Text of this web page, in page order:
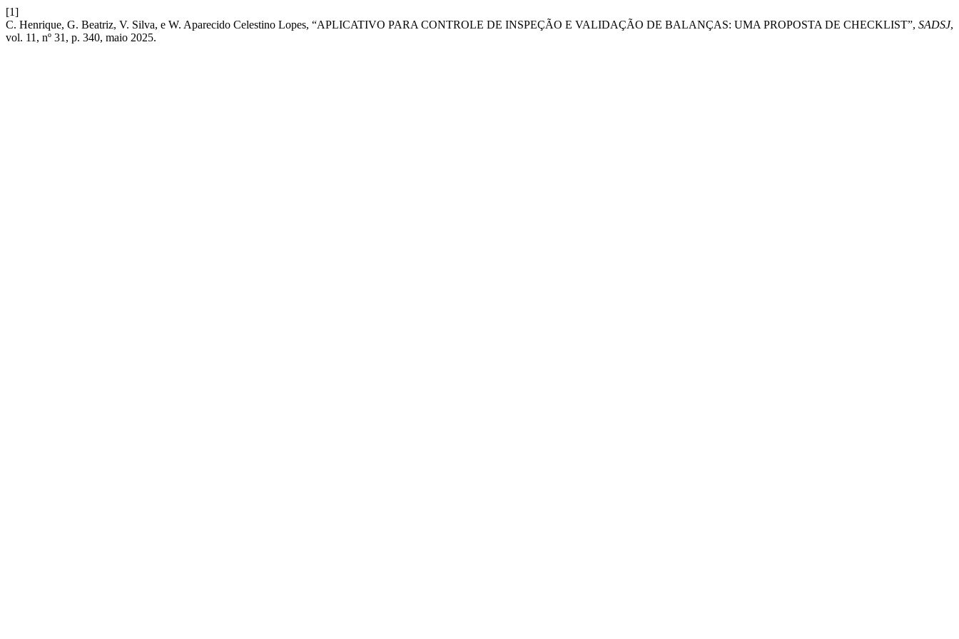
[1]
C. Henrique, G. Beatriz, V. Silva, e W. Aparecido Celestino Lopes, “APLICATIVO PARA CONTROLE DE INSPEÇÃO E VALIDAÇÃO DE BALANÇAS: UMA PROPOSTA DE CHECKLIST”, SADSJ,
vol. 11, nº 31, p. 340, maio 2025.